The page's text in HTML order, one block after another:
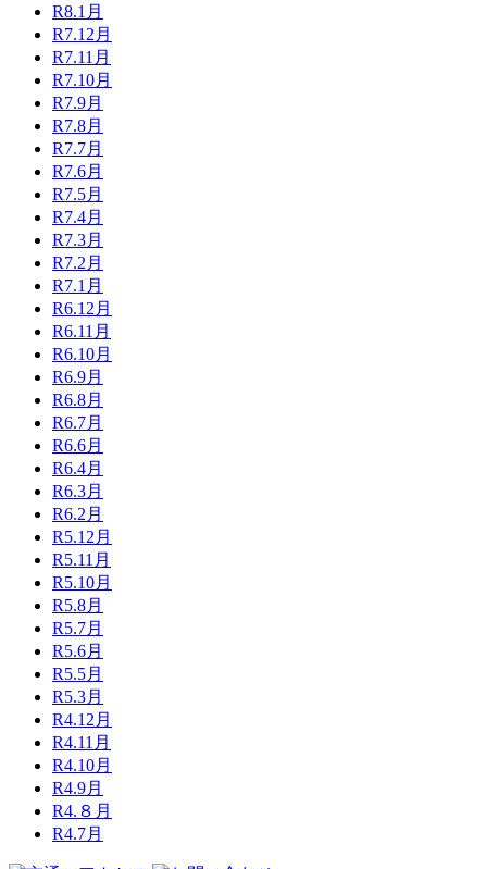
R8.1月
R7.12月
R7.11月
R7.10月
R7.9月
R7.8月
R7.7月
R7.6月
R7.5月
R7.4月
R7.3月
R7.2月
R7.1月
R6.12月
R6.11月
R6.10月
R6.9月
R6.8月
R6.7月
R6.6月
R6.4月
R6.3月
R6.2月
R5.12月
R5.11月
R5.10月
R5.8月
R5.7月
R5.6月
R5.5月
R5.3月
R4.12月
R4.11月
R4.10月
R4.9月
R4.８月
R4.7月